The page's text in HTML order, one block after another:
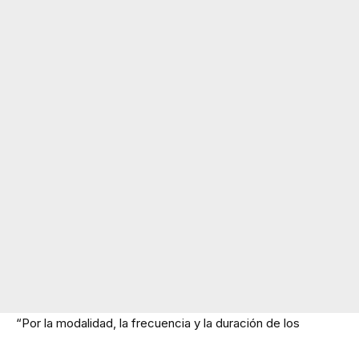
“Por la modalidad, la frecuencia y la duración de los